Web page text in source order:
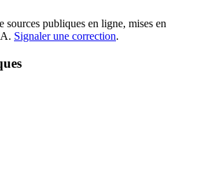
sources publiques en ligne, mises en
Signaler une correction.